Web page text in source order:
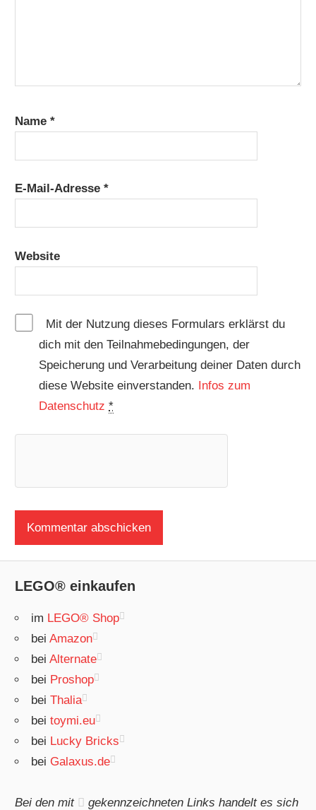
Name*
E-Mail-Adresse*
Website
Mit der Nutzung dieses Formulars erklärst du
dich mit den Teilnahmebedingungen, der
Speicherung und Verarbeitung deiner Daten durch
diese Website einverstanden. Infos zum
Datenschutz *
LEGO® einkaufen
im LEGO® Shop
beiAmazon
beiAlternate
bei Proshop
beiThalia
beitoymi.eu
bei Lucky Bricks
bei Galaxus.de
Bei den mit
gekennzeichneten Links handelt es sich